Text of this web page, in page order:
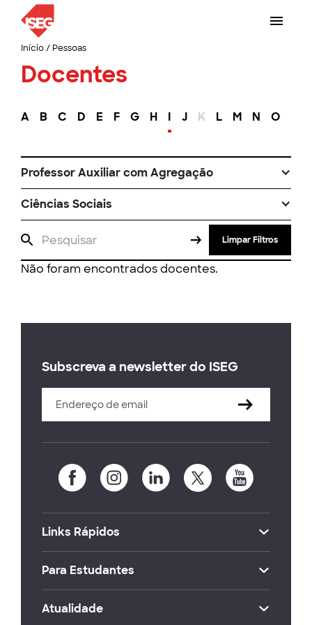
Início/ Pessoas
Docentes
A B C D E F G H I J K L M N O
Professor Auxiliar com Agregação
Ciências Sociais
Limpar Filtros
Não foram encontrados docentes.
Subscreva a newsletter do ISEG
Links Rápidos
Para Estudantes
Atualidade